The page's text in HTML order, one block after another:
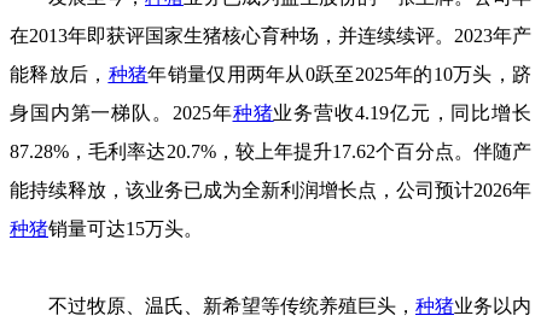
在2013年即获评国家生猪核心育种场，并连续续评。2023年产
能释放后， 种猪年销量仅用两年从0跃至2025年的10万头，跻
身国内第一梯队。2025年种猪业务营收4.19亿元，同比增长
87.28%，毛利率达20.7%，较上年提升17.62个百分点。伴随产
能持续释放，该业务已成为全新利润增长点，公司预计2026年
种猪销量可达15万头。
不过牧原、温氏、新希望等传统养殖巨头， 种猪业务以内